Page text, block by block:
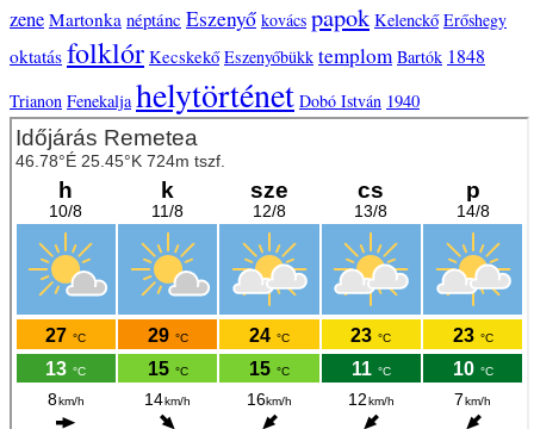
zene Martonka néptánc Eszenyő kovács papok Kelenckő Erőshegy
oktatás folklór Kecskekő Eszenyőbükk templom Bartók 1848
Trianon Fenekalja helytörténet Dobó István 1940